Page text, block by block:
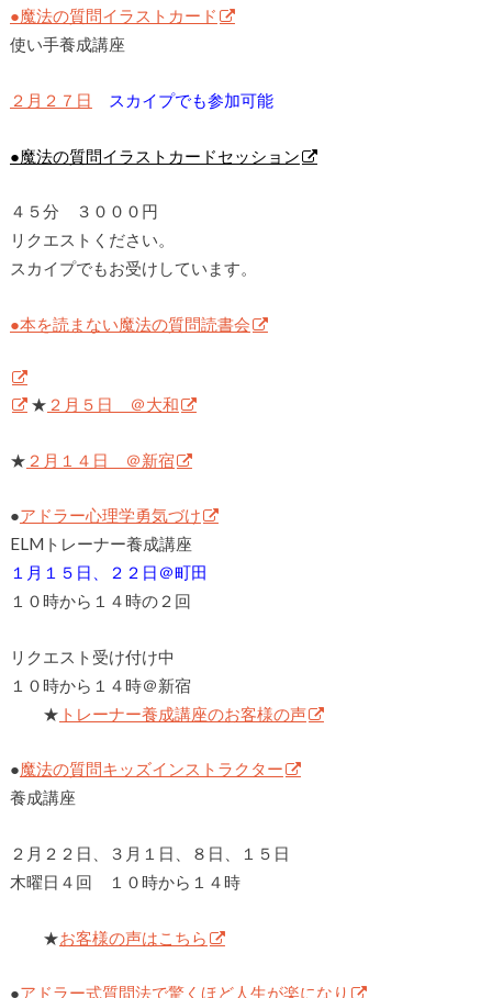
●魔法の質問イラストカード
使い手養成講座
２月２７日 スカイプでも参加可能
●魔法の質問イラストカードセッション
４５分 ３０００円
リクエストください。
スカイプでもお受けしています。
●本を読まない魔法の質問読書会
★ ２月５日 ＠大和
★ ２月１４日 ＠新宿
●アドラー心理学勇気づけ
ELMトレーナー養成講座
１月１５日、２２日＠町田
１０時から１４時の２回
リクエスト受け付け中
１０時から１４時＠新宿
★ トレーナー養成講座のお客様の声
●魔法の質問キッズインストラクター
養成講座
２月２２日、３月１日、８日、１５日
木曜日４回 １０時から１４時
★お客様の声はこちら
●アドラー式質問法で驚くほど人生が楽になり